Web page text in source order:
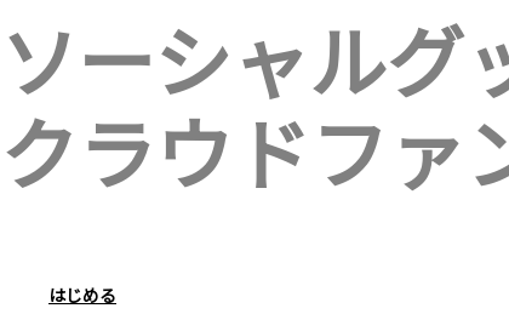
ソーシャルグ
クラウドファ
はじめる